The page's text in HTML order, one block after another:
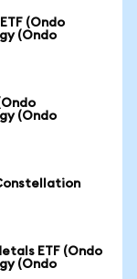
(Ondo
(Ondo
(Ondo
ETF (Ondo
(Ondo